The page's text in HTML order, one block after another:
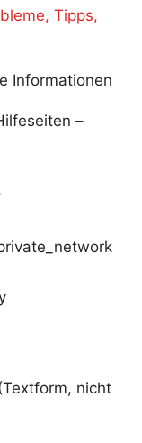
Tipps,
Informationen
–
nicht